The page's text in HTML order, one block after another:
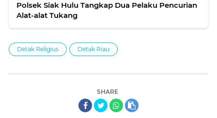
Polsek Siak Hulu Tangkap Dua Pelaku Pencurian
Alat-alat Tukang
Detak Religius Detak Riau
SHARE